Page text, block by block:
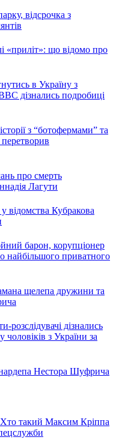
відсрочка з
«приліт»: що відомо про
в Україну з
дізнались подробиці
з “ботофермами” та
про смерть
Лагути
відомства Кубракова
барон, корупціонер
найбільшого приватного
щелепа дружини та
дізнались
з України за
Нестора Шуфрича
Хто такий Максим Кріппа